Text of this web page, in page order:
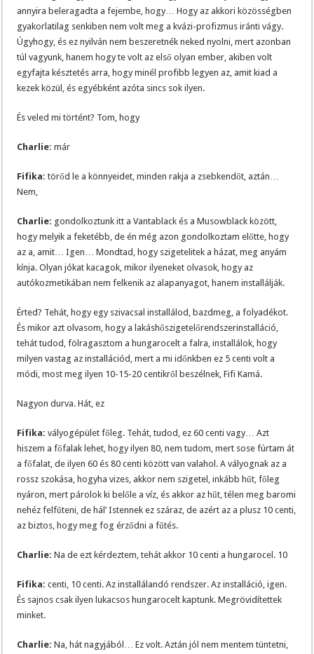
annyira beleragadta a fejembe, hogy… Hogy az akkori közösségben
gyakorlatilag senkiben nem volt meg a kvázi-profizmus iránti vágy.
Úgyhogy, és ez nyilván nem beszeretnék neked nyolni, mert azonban
túl vagyunk, hanem hogy te volt az első olyan ember, akiben volt
egyfajta késztetés arra, hogy minél profibb legyen az, amit kiad a
kezek közül, és egyébként azóta sincs sok ilyen.
És veled mi történt? Tom, hogy
Charlie: már
Fifika: törőd le a könnyeidet, minden rakja a zsebkendőt, aztán…
Nem,
Charlie: gondolkoztunk itt a Vantablack és a Musowblack között,
hogy melyik a feketébb, de én még azon gondolkoztam előtte, hogy
az a, amit… Igen… Mondtad, hogy szigetelitek a házat, meg anyám
kínja. Olyan jókat kacagok, mikor ilyeneket olvasok, hogy az
autókozmetikában nem felkenik az alapanyagot, hanem installálják.
Érted? Tehát, hogy egy szivacsal installálod, bazdmeg, a folyadékot.
És mikor azt olvasom, hogy a lakáshőszigetelőrendszerinstalláció,
tehát tudod, fölragasztom a hungarocelt a falra, installálok, hogy
milyen vastag az installációd, mert a mi időnkben ez 5 centi volt a
módi, most meg ilyen 10-15-20 centikről beszélnek, Fifi Kamá.
Nagyon durva. Hát, ez
Fifika: vályogépület főleg. Tehát, tudod, ez 60 centi vagy… Azt
hiszem a főfalak lehet, hogy ilyen 80, nem tudom, mert sose fúrtam át
a főfalat, de ilyen 60 és 80 centi között van valahol. A vályognak az a
rossz szokása, hogyha vizes, akkor nem szigetel, inkább hűt, főleg
nyáron, mert párolok ki belőle a víz, és akkor az hűt, télen meg baromi
nehéz felfűteni, de hál’ Istennek ez száraz, de azért az a plusz 10 centi,
az biztos, hogy meg fog érződni a fűtés.
Charlie: Na de ezt kérdeztem, tehát akkor 10 centi a hungarocel. 10
Fifika: centi, 10 centi. Az installálandó rendszer. Az installáció, igen.
És sajnos csak ilyen lukacsos hungarocelt kaptunk. Megrövidítettek
minket.
Charlie: Na, hát nagyjából… Ez volt. Aztán jól nem mentem tüntetni,